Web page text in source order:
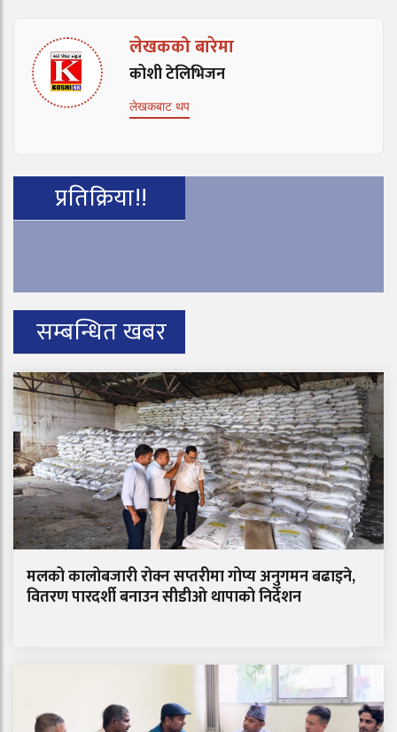
लेखकको बारेमा
कोशी टेलिभिजन
लेखकबाट थप
प्रतिक्रिया!!
सम्बन्धित खबर
मलको कालोबजारी रोक्न सप्तरीमा गोप्य अनुगमन बढाइने,
वितरण पारदर्शी बनाउन सीडीओ थापाको निर्देशन